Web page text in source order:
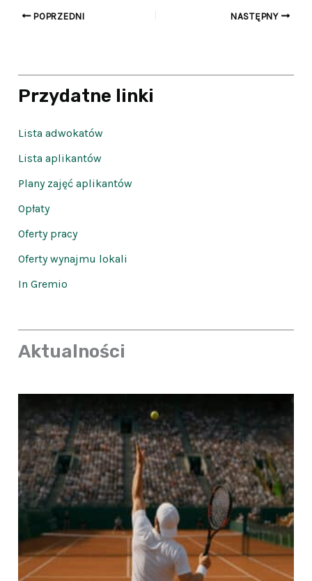
POPRZEDNI NASTĘPNY
Przydatne linki
Lista adwokatów
Lista aplikantów
Plany zajęć aplikantów
Opłaty
Oferty pracy
Oferty wynajmu lokali
In Gremio
Aktualności